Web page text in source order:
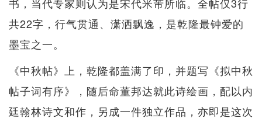
共22字，行气贯通、潇洒飘逸，是乾隆最钟爱的
墨宝之一。
《中秋帖》上，乾隆都盖满了印，并题写《拟中秋
帖子词有序》，随后命董邦达就此诗绘画，配以内
廷翰林诗文和作，另成一件独立作品，亦即是这次